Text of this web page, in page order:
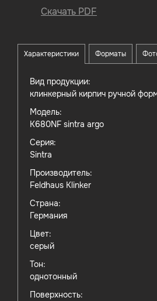
Скачать PDF
Характеристики Форматы
Вид продукции:
клинкерный кирпич ручной
Модель:
K680NF sintra argo
Серия:
Sintra
Производитель:
Feldhaus Klinker
Страна:
Германия
Цвет:
серый
Тон:
однотонный
Поверхность: